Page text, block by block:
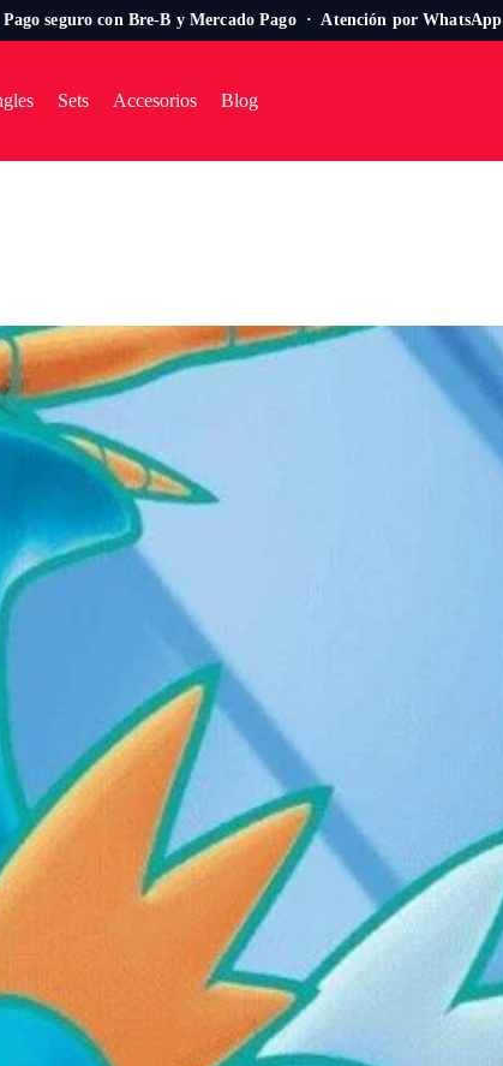
seguro con Bre-B y Mercado Pago · Atención por WhatsApp
Sets Accesorios Blog